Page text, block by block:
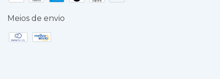
Meios de envio